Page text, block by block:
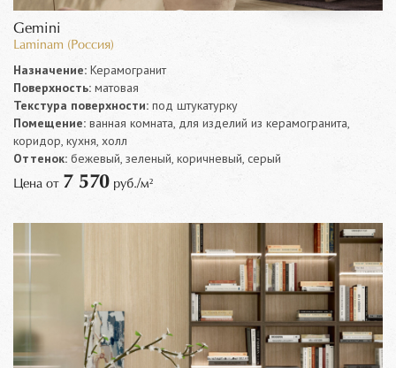
Gemini
Laminam (Россия)
Назначение: Керамогранит
Поверхность: матовая
Текстура поверхности: под штукатурку
Помещение: ванная комната, для изделий из керамогранита,
коридор, кухня, холл
Оттенок: бежевый, зеленый, коричневый, серый
Цена от 7 570 руб./м²